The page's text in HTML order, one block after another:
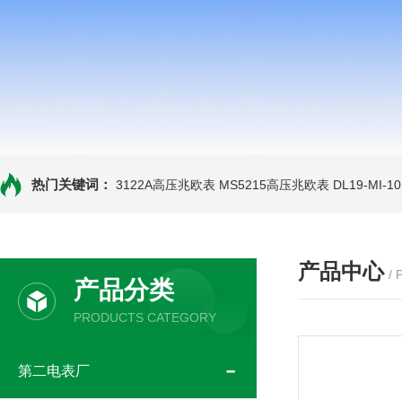
热门关键词： 3122A高压兆欧表 MS5215高压兆欧表 DL19-MI-
产品分类
PRODUCTS CATEGORY
第二电表厂
产品中心 /